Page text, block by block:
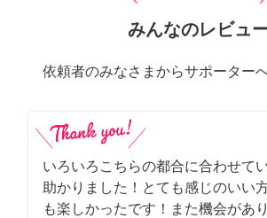
みんなのレビュ
依頼者のみなさまからサポーター
いろいろこちらの都合に合わせて
助かりました！とても感じのいい
も楽しかったです！また機会があ